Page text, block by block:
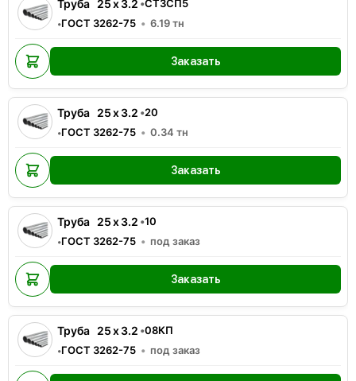
Труба 25x3.2 •СТ3СП5
•ГОСТ 3262-75 6.19тн
Заказать
Труба 25x3.2 •20
•ГОСТ 3262-75 0.34 тн
Заказать
Труба 25x3.2 •10
•ГОСТ 3262-75 под заказ
Заказать
Труба 25x3.2 •08КП
•ГОСТ 3262-75 под заказ